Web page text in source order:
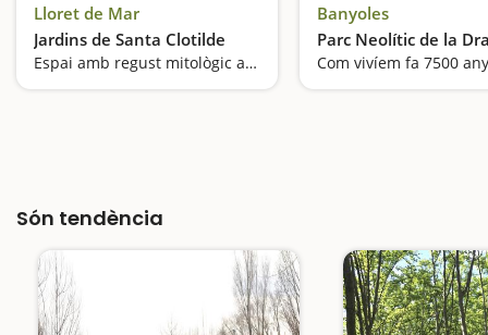
Lloret de Mar
Jardins de Santa Clotilde
Espai amb regust mitològic amb vistes a la Costa Brava
Banyoles
Parc Neolític de la
Són tendència